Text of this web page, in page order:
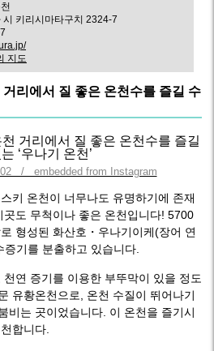
키리시마타구치 2324-7
지도
리에서 질 좋은 온천수를 즐길 수
/ embedded from Instagram
키 온천이 너무나도 유명하기에 존재
도 무척이나 좋은 온천입니다! 5700
형성된 화산호・우나기이케(장어 연
기를 분출하고 있습니다.
연 증기를 이용한 부뚜막이 있을 정도
유황온천으로, 온천 수질이 뛰어나기
비는 곳이었습니다. 이 온천을 즐기시
합니다.